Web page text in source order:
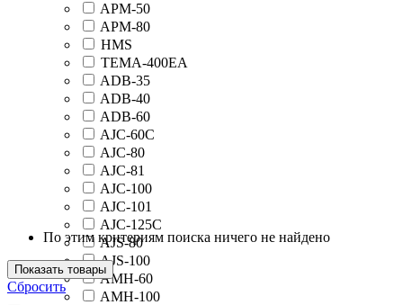
APM-50
APM-80
HMS
TEMA-400EA
ADB-35
ADB-40
ADB-60
AJC-60C
AJC-80
AJC-81
AJC-100
AJC-101
AJC-125C
AJS-80
AJS-100
AMH-60
AMH-100
По этим критериям поиска ничего не найдено
Показать товары
Сбросить